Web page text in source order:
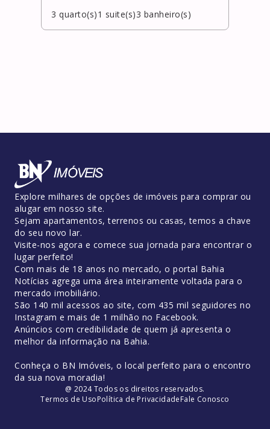
3 quarto(s)1 suite(s)3 banheiro(s)
Explore milhares de opções de imóveis para comprar ou
alugar em nosso site.
Sejam apartamentos, terrenos ou casas, temos a chave
do seu novo lar.
Visite-nos agora e comece sua jornada para encontrar o
lugar perfeito!
Com mais de 18 anos no mercado, o portal Bahia
Notícias agrega uma área inteiramente voltada para o
mercado imobiliário.
São 140 mil acessos ao site, com 435 mil seguidores no
Instagram e mais de 1 milhão no Facebook.
Anúncios com credibilidade de quem já apresenta o
melhor da informação na Bahia.
Conheça o BN Imóveis, o local perfeito para o encontro
da sua nova moradia!
@ 2024 Todos os direitos reservados.
Termos de UsoPolítica de PrivacidadeFale Conosco